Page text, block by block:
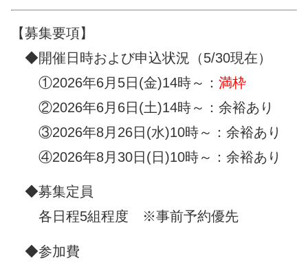
利用予約について
施設予約フォーム
【募集要項】
◆開催日時および申込状況（5/30現在）
①2026年6月5日(金)14時～： 満枠
②2026年6月6日(土)14時～：余裕あり
③2026年8月26日(水)10時～：余裕あり
④2026年8月30日(日)10時～：余裕あり
◆募集定員
各日程5組程度 ※事前予約優先
◆参加費